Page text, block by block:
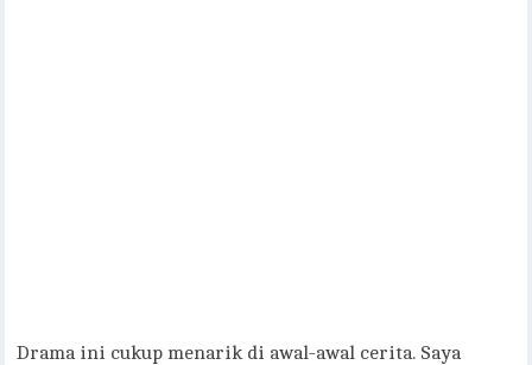
Drama ini cukup menarik di awal-awal cerita. Saya